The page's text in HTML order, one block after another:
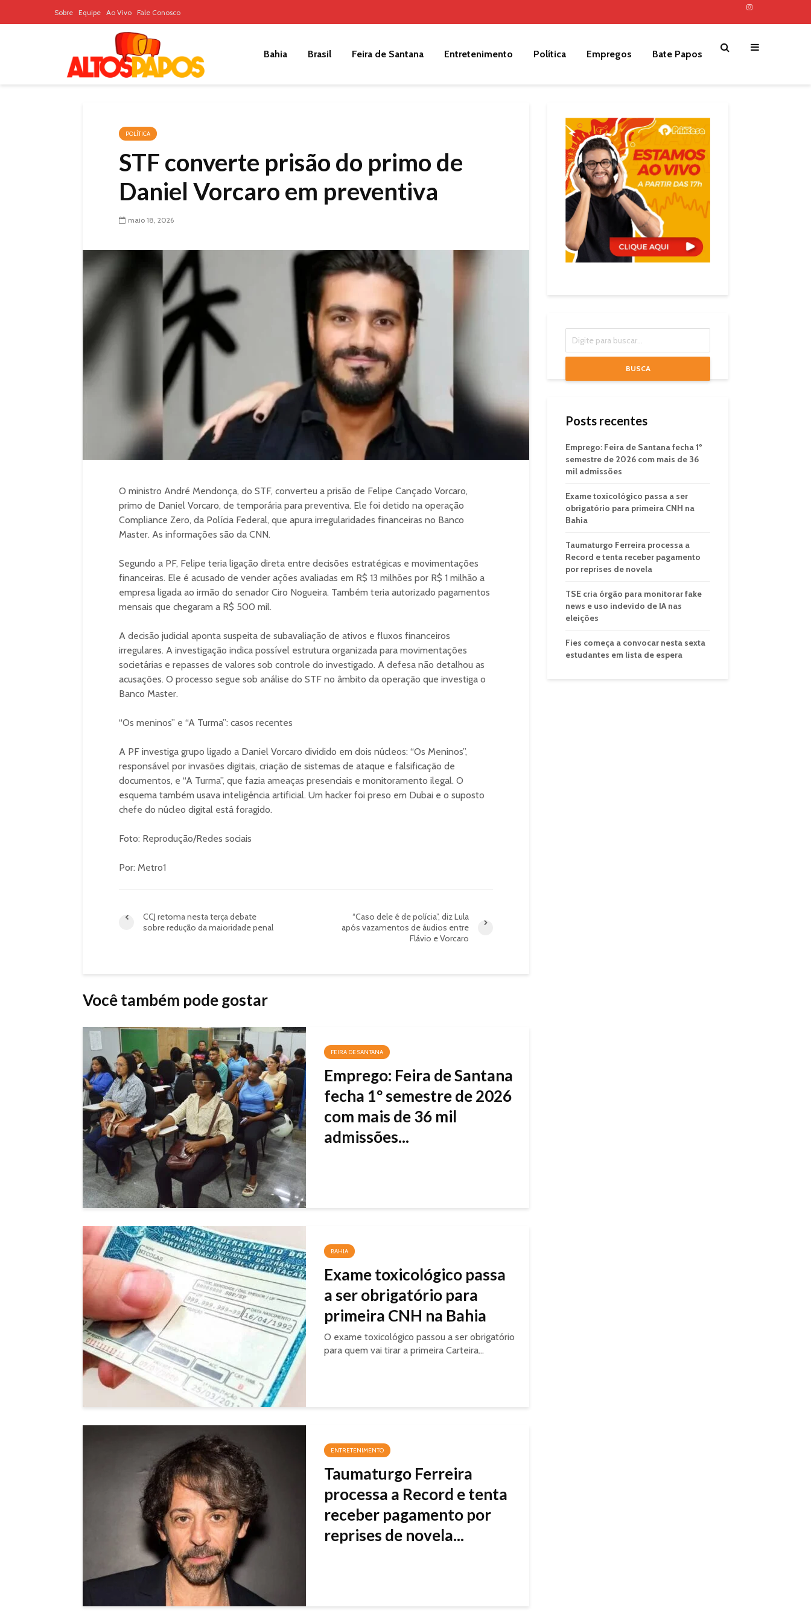
Sobre Equipe Ao Vivo Fale Conosco
Bahia Brasil Feira de Santana Entretenimento Política Empregos Bate Papos
POLÍTICA
STF converte prisão do primo de
Daniel Vorcaro em preventiva
maio 18, 2026
O ministro André Mendonça, do STF, converteu a prisão de Felipe Cançado Vorcaro,
primo de Daniel Vorcaro, de temporária para preventiva. Ele foi detido na operação
Compliance Zero, da Polícia Federal, que apura irregularidades financeiras no Banco
Master. As informações são da CNN.
Segundo a PF, Felipe teria ligação direta entre decisões estratégicas e movimentações
financeiras. Ele é acusado de vender ações avaliadas em R$ 13 milhões por R$ 1 milhão a
empresa ligada ao irmão do senador Ciro Nogueira. Também teria autorizado pagamentos
mensais que chegaram a R$ 500 mil.
A decisão judicial aponta suspeita de subavaliação de ativos e fluxos financeiros
irregulares. A investigação indica possível estrutura organizada para movimentações
societárias e repasses de valores sob controle do investigado. A defesa não detalhou as
acusações. O processo segue sob análise do STF no âmbito da operação que investiga o
Banco Master.
“Os meninos” e “A Turma”: casos recentes
A PF investiga grupo ligado a Daniel Vorcaro dividido em dois núcleos: “Os Meninos”,
responsável por invasões digitais, criação de sistemas de ataque e falsificação de
documentos, e “A Turma”, que fazia ameaças presenciais e monitoramento ilegal. O
esquema também usava inteligência artificial. Um hacker foi preso em Dubai e o suposto
chefe do núcleo digital está foragido.
Foto: Reprodução/Redes sociais
Por: Metro1
CCJ retoma nesta terça debate
sobre redução da maioridade penal
“Caso dele é de polícia”, diz Lula
após vazamentos de áudios entre
Flávio e Vorcaro
Você também pode gostar
FEIRA DE SANTANA
Emprego: Feira de Santana
fecha 1º semestre de 2026
com mais de 36 mil
admissões...
BAHIA
Exame toxicológico passa
a ser obrigatório para
primeira CNH na Bahia
O exame toxicológico passou a ser obrigatório
para quem vai tirar a primeira Carteira...
ENTRETENIMENTO
Taumaturgo Ferreira
processa a Record e tenta
receber pagamento por
reprises de novela...
BUSCA
Posts recentes
Emprego: Feira de Santana fecha 1º
semestre de 2026 com mais de 36
mil admissões
Exame toxicológico passa a ser
obrigatório para primeira CNH na
Bahia
Taumaturgo Ferreira processa a
Record e tenta receber pagamento
por reprises de novela
TSE cria órgão para monitorar fake
news e uso indevido de IA nas
eleições
Fies começa a convocar nesta sexta
estudantes em lista de espera